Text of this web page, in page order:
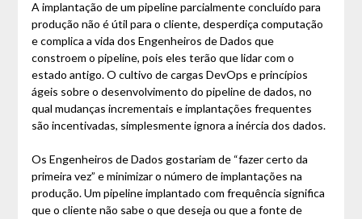
A implantação de um pipeline parcialmente concluído para
produção não é útil para o cliente, desperdiça computação
e complica a vida dos Engenheiros de Dados que
constroem o pipeline, pois eles terão que lidar com o
estado antigo. O cultivo de cargas DevOps e princípios
ágeis sobre o desenvolvimento do pipeline de dados, no
qual mudanças incrementais e implantações frequentes
são incentivadas, simplesmente ignora a inércia dos dados.
Os Engenheiros de Dados gostariam de “fazer certo da
primeira vez” e minimizar o número de implantações na
produção. Um pipeline implantado com frequência significa
que o cliente não sabe o que deseja ou que a fonte de